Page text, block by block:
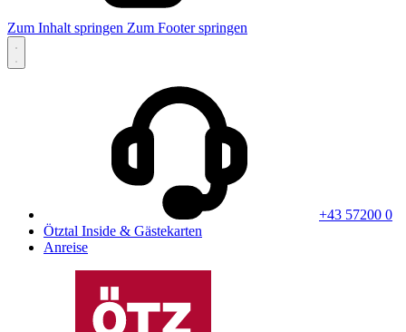
Zum Inhalt springen Zum Footer springen
+43 57200 0
Ötztal Inside & Gästekarten
Anreise